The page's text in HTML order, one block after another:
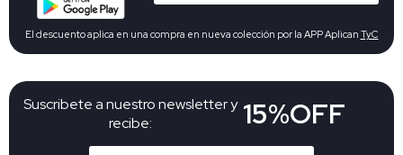
Suscribete a nuestro newsletter y
recibe:
15%OFF
El descuento aplica en una compra en nueva colección por la APP Aplican TyC